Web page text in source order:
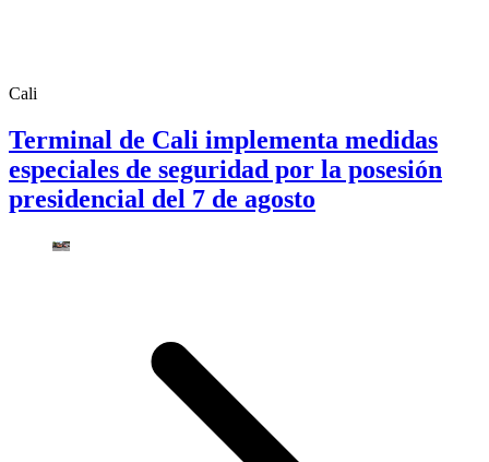
Cali
Terminal de Cali implementa medidas
especiales de seguridad por la posesión
presidencial del 7 de agosto